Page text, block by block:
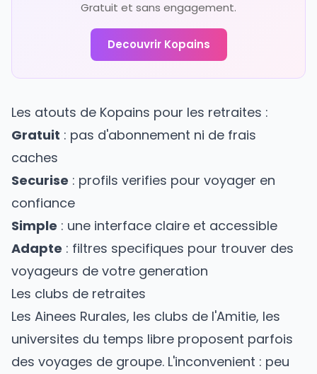
Gratuit et sans engagement.
Decouvrir Kopains
Les atouts de Kopains pour les retraites :
Gratuit : pas d'abonnement ni de frais
caches
Securise : profils verifies pour voyager en
confiance
Simple : une interface claire et accessible
Adapte : filtres specifiques pour trouver des
voyageurs de votre generation
Les clubs de retraites
Les Ainees Rurales, les clubs de l'Amitie, les
universites du temps libre proposent parfois
des voyages de groupe. L'inconvenient : peu